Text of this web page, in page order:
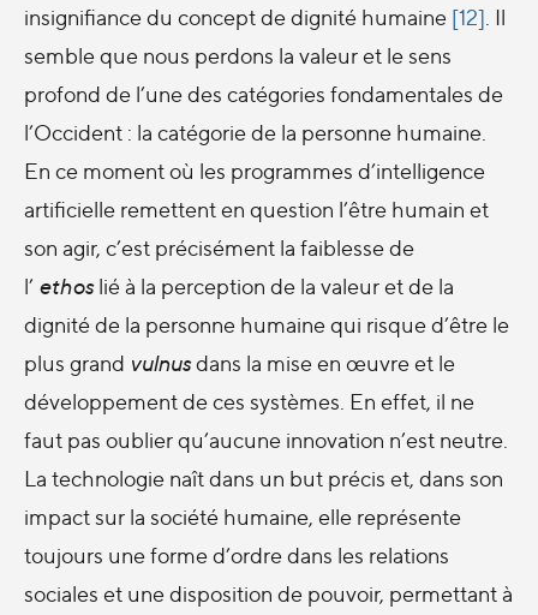
insignifiance du concept de dignité humaine [12] . Il
semble que nous perdons la valeur et le sens
profond de l’une des catégories fondamentales de
l’Occident : la catégorie de la personne humaine.
En ce moment où les programmes d’intelligence
artificielle remettent en question l’être humain et
son agir, c’est précisément la faiblesse de
l’ ethoslié à la perception de la valeur et de la
dignité de la personne humaine qui risque d’être le
plus grand vulnusdans la mise en œuvre et le
développement de ces systèmes. En effet, il ne
faut pas oublier qu’aucune innovation n’est neutre.
La technologie naît dans un but précis et, dans son
impact sur la société humaine, elle représente
toujours une forme d’ordre dans les relations
sociales et une disposition de pouvoir, permettant à